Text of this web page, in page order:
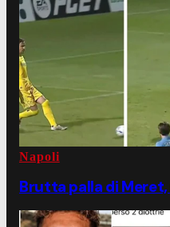
Napoli
Brutta palla di Meret,